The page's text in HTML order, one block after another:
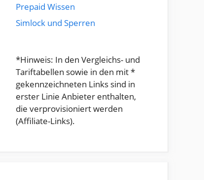
Prepaid Wissen
Simlock und Sperren
*Hinweis: In den Vergleichs- und
Tariftabellen sowie in den mit *
gekennzeichneten Links sind in
erster Linie Anbieter enthalten,
die verprovisioniert werden
(Affiliate-Links).